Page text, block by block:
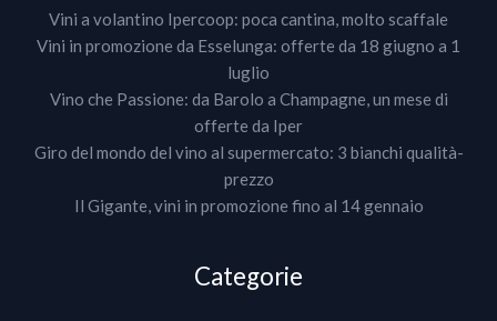
Vini a volantino Ipercoop: poca cantina, molto scaffale
Vini in promozione da Esselunga: offerte da 18 giugno a 1
luglio
Vino che Passione: da Barolo a Champagne, un mese di
offerte da Iper
Giro del mondo del vino al supermercato: 3 bianchi qualità-
prezzo
Il Gigante, vini in promozione fino al 14 gennaio
Categorie